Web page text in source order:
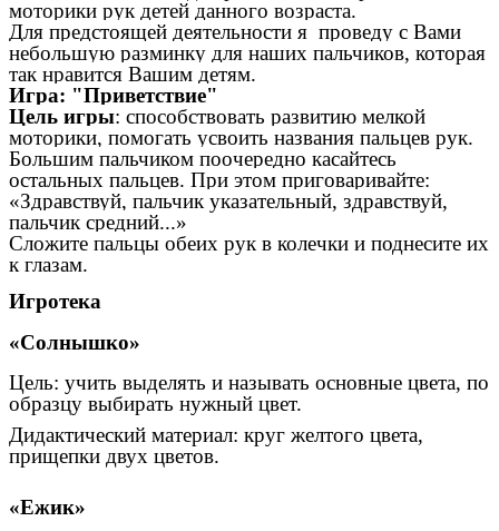
моторики рук детей данного возраста.
Для предстоящей деятельности я проведу с Вами
небольшую разминку для наших пальчиков, которая
так нравится Вашим детям.
Игра: "Приветствие"
Цель игры: способствовать развитию мелкой
моторики, помогать усвоить названия пальцев рук.
Большим пальчиком поочередно касайтесь
остальных пальцев. При этом приговаривайте:
«Здравствуй, пальчик указательный, здравствуй,
пальчик средний...»
Сложите пальцы обеих рук в колечки и поднесите их
к глазам.
Игротека
«Солнышко»
Цель: учить выделять и называть основные цвета, по
образцу выбирать нужный цвет.
Дидактический материал: круг желтого цвета,
прищепки двух цветов.
«Ежик»